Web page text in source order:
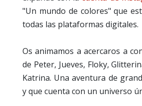
"Un mundo de colores" que
todas las plataformas digitales.
Os animamos a acercaros a
de Peter, Jueves, Floky,
Katrina. Una aventura de
y que cuenta con un universo